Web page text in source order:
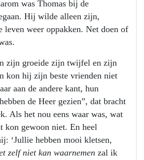
was Thomas bij de
Hij wilde alleen zijn,
leven weer oppakken. Net doen of
zijn groeide zijn twijfel en zijn
kon hij zijn beste vrienden niet
aan de andere kant, hun
de Heer gezien”, dat bracht
Als het nou eens waar was, wat
kon gewoon niet. En heel
‘Jullie hebben mooi kletsen,
zelf niet kan waarnemen zal ik